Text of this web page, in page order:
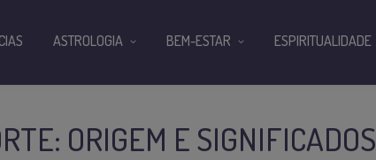
ORIGEM E SIGNIFICADOS
ASTROLOGIA BEM-ESTAR ESPIRITUALIDADE